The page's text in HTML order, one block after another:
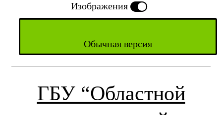
Изображения
Обычная версия
ГБУ “Областной